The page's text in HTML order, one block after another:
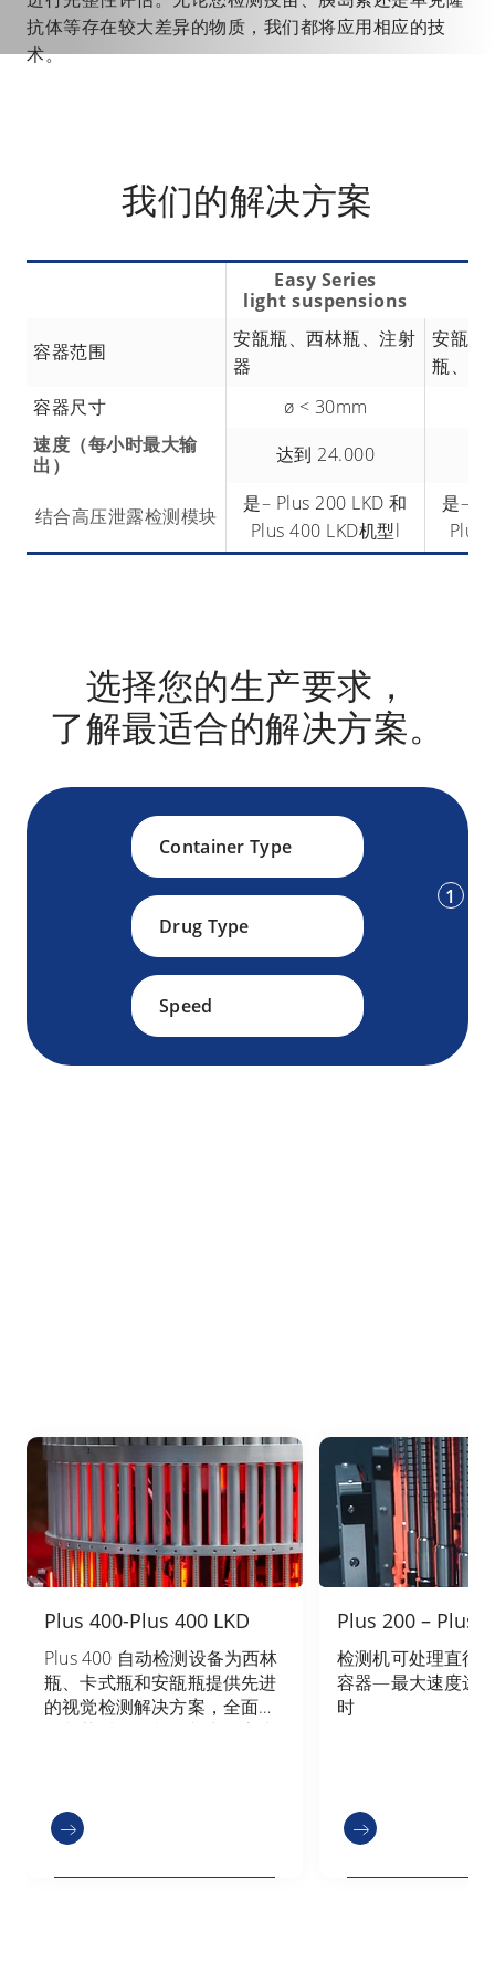
抗体等存在较大差异的物质，我们都将应用相应的技
术。
我们的解决方案
Easy Series
light suspensions
容器范围
安瓿瓶、西林瓶、注射
器
安瓿瓶
瓶、注
容器尺寸
ø < 30mm
速度（每小时最大输
出）
达到 24.000
结合高压泄露检测模块
是– Plus 200 LKD 和
Plus 400 LKD机型l
是–
Plus
选择您的生产要求，
了解最适合的解决方案。
Container Type
Drug Type
1
Speed
Plus 400-Plus 400 LKD
Plus 400 自动检测设备为西林
瓶、卡式瓶和安瓿瓶提供先进
的视觉检测解决方案，全面支
持制药质量控制，并实现高生
Plus 200 – Plus
检测机可处理直径
容器—最大速度达
时